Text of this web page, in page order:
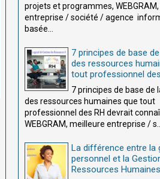
projets et programmes,
entreprise / société / agence
basée...
7 principes de base
des ressources
tout professionnel des
7 principes de base de
des ressources humaines que tout
professionnel des RH devrait
WEBGRAM, meilleure entreprise / s...
La différence entre la
personnel et la
Ressources Humaines